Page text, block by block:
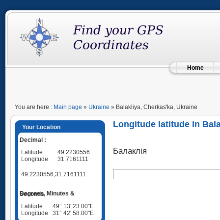
Home
You are here : Main page » Ukraine » Balakliya, Cherkas'ka, Ukraine
Your Location
Decimal :
Latitude
49.2230556
Longitude
31.7161111
49.2230556,31.7161111
Degrees, Minutes & Seconds
Latitude
49° 13' 23.00"E
Longitude
31° 42' 58.00"E
Longitude latitude in
Балаклія